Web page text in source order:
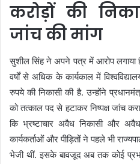
करोड़ों की
जांच की मांग
सुशील सिंह ने अपने पत्र में आरोप लगाया
वर्षों से अधिक के कार्यकाल में
रुपये की निकासी की है. उन्होंने
को तत्काल पद से हटाकर निष्पक्ष जांच
कि भ्रष्टाचार अवैध निकासी और
कार्यकर्ताओं और पीड़ितों ने पहले भी
भेजी थीं. इसके बावजूद अब तक कोई